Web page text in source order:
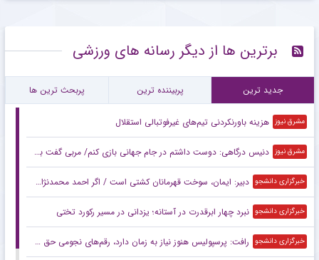
برترین ها از دیگر رسانه های ورزشی
جدید ترین پربیننده ترین پربحث ترین ها
مشرق نیوز هزینه باورنکردنی تیم‌های غیرفوتبالی استقلال
مشرق نیوز دنیس درگاهی: دوست داشتم در جام جهانی بازی کنم/ مربی گفت برابر بلژیک دفاعی بازی کنید
خبرگزاری دانشجو دبیر: ایمان، سوخت قهرمانان کشتی است / اگر احمد محمدنژاد وزن کم نکند، از اردو اخراج می‌شود + فیلم
خبرگزاری دانشجو نبرد چهار ابرقدرت در آستانه؛ یزدانی در مسیر رکورد تختی
خبرگزاری دانشجو رافت: پرسپولیس هنوز نیاز به زمان دارد، رقم‌های نجومی حق بعضی بازیکنان نیست